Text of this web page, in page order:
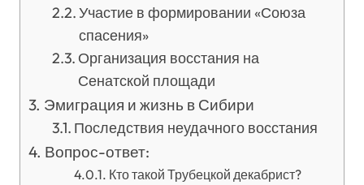
Участие в формировании «Союза
спасения»
Организация восстания на
Сенатской площади
Эмиграция и жизнь в Сибири
Последствия неудачного восстания
Вопрос-ответ:
Кто такой Трубецкой декабрист?